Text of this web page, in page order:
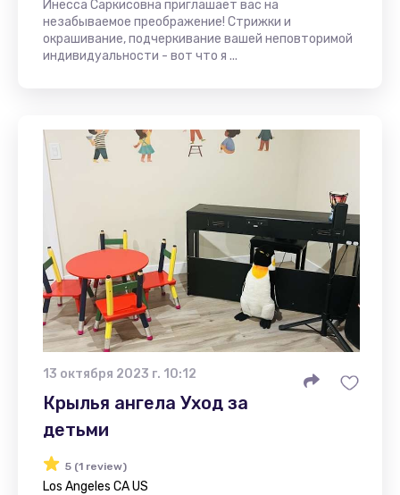
Инесса Саркисовна приглашает вас на
незабываемое преображение! Стрижки и
окрашивание, подчеркивание вашей неповторимой
индивидуальности - вот что я ...
13 октября 2023 г. 10:12
Крылья ангела Уход за
детьми
5 (1 review)
Los Angeles CA US